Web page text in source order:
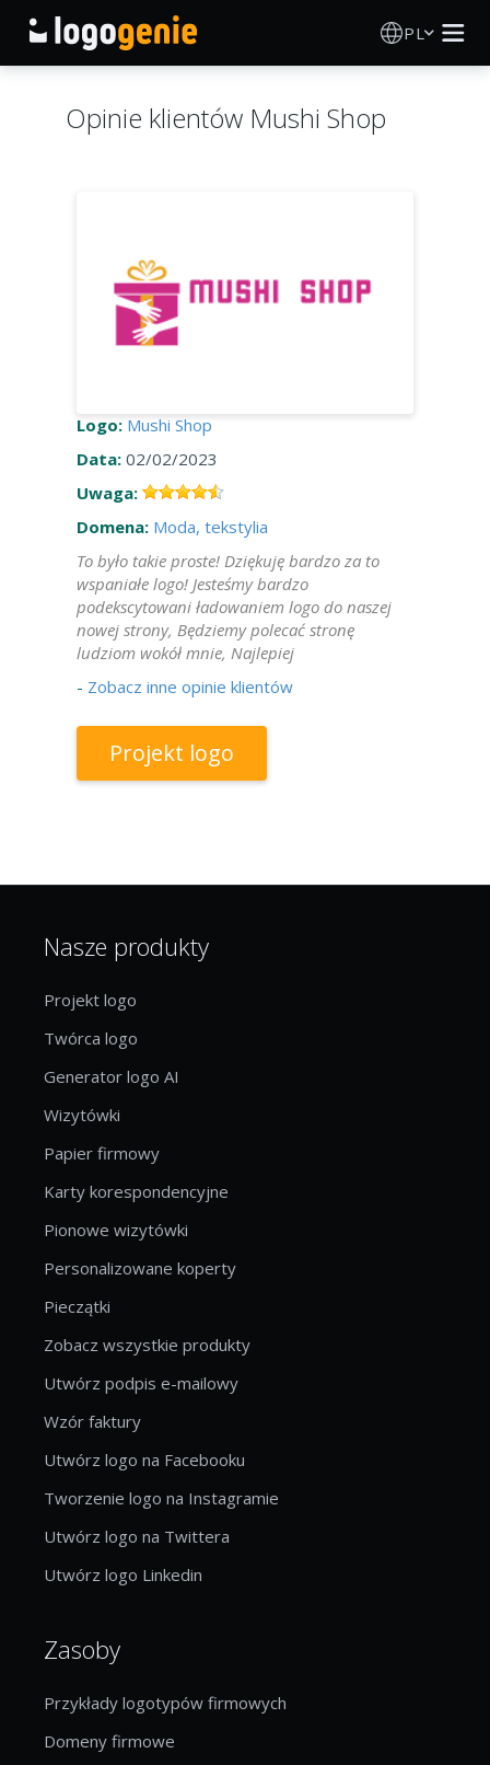
PL
Produkty drukowane
Opinie klientów Mushi Shop
Logo: Mushi Shop
Data: 02/02/2023
Uwaga:
Domena: Moda, tekstylia
To było takie proste! Dziękuję bardzo za to
wspaniałe logo! Jesteśmy bardzo
podekscytowani ładowaniem logo do naszej
nowej strony, Będziemy polecać stronę
ludziom wokół mnie, Najlepiej
- Zobacz inne opinie klientów
Projekt logo
Nasze produkty
Projekt logo
Twórca logo
Generator logo AI
Wizytówki
Papier firmowy
Karty korespondencyjne
Pionowe wizytówki
Personalizowane koperty
Pieczątki
Zobacz wszystkie produkty
Utwórz podpis e-mailowy
Wzór faktury
Utwórz logo na Facebooku
Tworzenie logo na Instagramie
Utwórz logo na Twittera
Utwórz logo Linkedin
Zasoby
Przykłady logotypów firmowych
Domeny firmowe